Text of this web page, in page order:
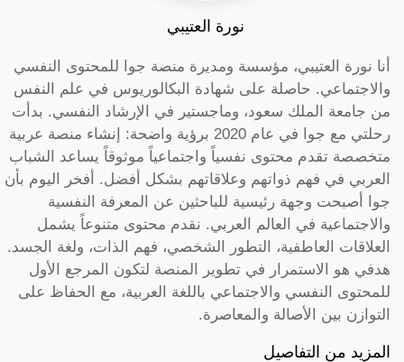
نورة العتيبي
أنا نورة العتيبي، مؤسسة ومديرة منصة جوا للمحتوى النفسي
والاجتماعي. حاصلة على شهادة البكالوريوس في علم النفس
من جامعة الملك سعود، وماجستير في الإرشاد النفسي. بدأت
رحلتي مع جوا في عام 2020 برؤية واضحة: إنشاء منصة عربية
متخصصة تقدم محتوى نفسياً واجتماعياً موثوقاً يساعد الشباب
العربي في فهم ذواتهم وعلاقاتهم بشكل أفضل. أفخر اليوم بأن
جوا أصبحت وجهة رئيسية للباحثين عن المعرفة النفسية
والاجتماعية في العالم العربي. نقدم محتوى متنوعاً يشمل
العلاقات العاطفية، التطور الشخصي، فهم الذات، ولغة الجسد.
هدفي هو الاستمرار في تطوير المنصة لتكون المرجع الأول
للمحتوى النفسي والاجتماعي باللغة العربية، مع الحفاظ على
التوازن بين الأصالة والمعاصرة.
المزيد من التفاصيل